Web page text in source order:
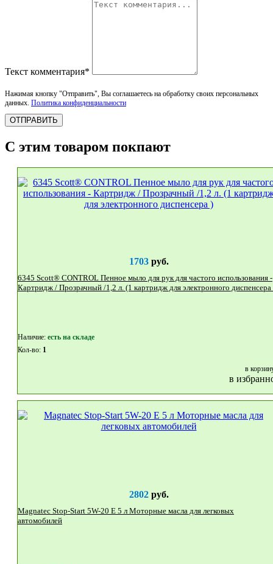
Текст комментария*
Нажимая кнопку "Отправить", Вы соглашаетесь на обработку своих персональных
данных. Политика конфиденциальности
ОТПРАВИТЬ
С этим товаром покпают
1703руб.
6345 Scott® CONTROL Пенное мыло для рук для частого использования -
Наличие: eсть на складе
Кол-во: 1
в
в
2802руб.
Magnatec Stop-Start 5W-20 E 5 л Моторные масла для легковых
автомобилей